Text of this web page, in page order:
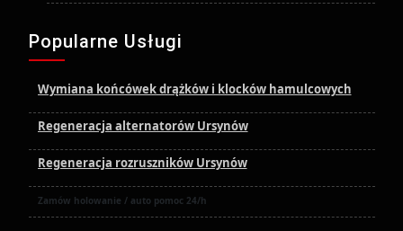
Popularne Usługi
Wymiana końcówek drążków i klocków hamulcowych
Regeneracja alternatorów Ursynów
Regeneracja rozruszników Ursynów
Zamów holowanie / auto pomoc 24/h